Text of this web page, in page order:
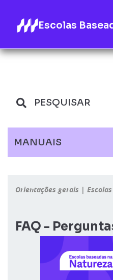
Escolas
MANUAIS
Orientações gerais | Escolas
FAQ -